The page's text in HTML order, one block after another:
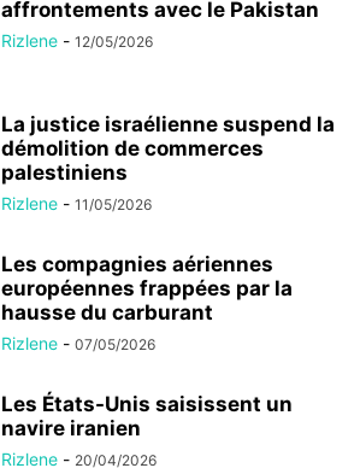
affrontements avec le Pakistan
Rizlene - 12/05/2026
La justice israélienne suspend la
démolition de commerces
palestiniens
Rizlene - 11/05/2026
Les compagnies aériennes
européennes frappées par la
hausse du carburant
Rizlene - 07/05/2026
Les États-Unis saisissent un
navire iranien
Rizlene - 20/04/2026